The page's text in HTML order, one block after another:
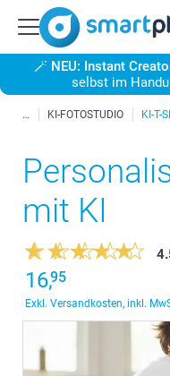
🪄 NEU: Instant
selbst im
KI-FOTOSTUDIO KI-T-
mit KI
16,95
Exkl. Versandkosten, inkl.